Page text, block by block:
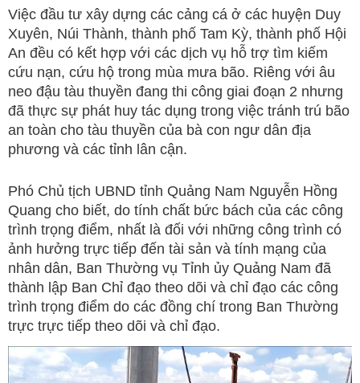
Việc đầu tư xây dựng các cảng cá ở các huyện Duy
Xuyên, Núi Thành, thành phố Tam Kỳ, thành phố Hội
An đều có kết hợp với các dịch vụ hỗ trợ tìm kiếm
cứu nạn, cứu hộ trong mùa mưa bão. Riêng với âu
neo đậu tàu thuyền đang thi công giai đoạn 2 nhưng
đã thực sự phát huy tác dụng trong việc tránh trú bão
an toàn cho tàu thuyền của bà con ngư dân địa
phương và các tỉnh lân cận.
Phó Chủ tịch UBND tỉnh Quảng Nam Nguyễn Hồng
Quang cho biết, do tính chất bức bách của các công
trình trọng điểm, nhất là đối với những công trình có
ảnh hưởng trực tiếp đến tài sản và tính mạng của
nhân dân, Ban Thường vụ Tỉnh ủy Quảng Nam đã
thành lập Ban Chỉ đạo theo dõi và chỉ đạo các công
trình trọng điểm do các đồng chí trong Ban Thường
trực trực tiếp theo dõi và chỉ đạo.